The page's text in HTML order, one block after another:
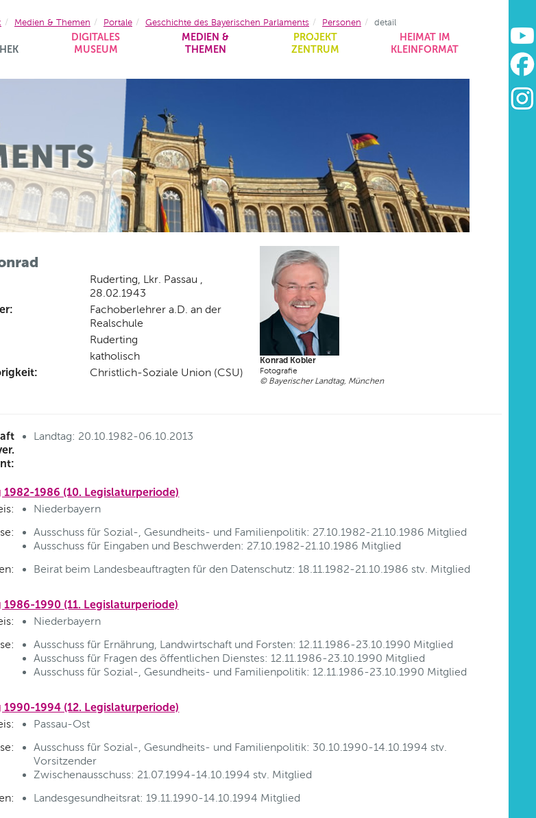
DIGITALES
MUSEUM
MEDIEN &
THEMEN
PROJEKT
ZENTRUM
HEIMAT IM
KLEINFORMAT
Medien & Themen Portale Geschichte des Bayerischen Parlaments Personen detail
Ruderting, Lkr. Passau ,
28.02.1943
Fachoberlehrer a.D. an der
Realschule
Ruderting
katholisch
Christlich-Soziale Union (CSU)
Konrad Kobler
Fotografie
© Bayerischer Landtag, München
Landtag: 20.10.1982-06.10.2013
1982-1986 (10. Legislaturperiode)
Niederbayern
Ausschuss für Sozial-, Gesundheits- und Familienpolitik: 27.10.1982-21.10.1986 Mitglied
Ausschuss für Eingaben und Beschwerden: 27.10.1982-21.10.1986 Mitglied
Beirat beim Landesbeauftragten für den Datenschutz: 18.11.1982-21.10.1986 stv. Mitglied
1986-1990 (11. Legislaturperiode)
Niederbayern
Ausschuss für Ernährung, Landwirtschaft und Forsten: 12.11.1986-23.10.1990 Mitglied
Ausschuss für Fragen des öffentlichen Dienstes: 12.11.1986-23.10.1990 Mitglied
Ausschuss für Sozial-, Gesundheits- und Familienpolitik: 12.11.1986-23.10.1990 Mitglied
1990-1994 (12. Legislaturperiode)
Passau-Ost
Ausschuss für Sozial-, Gesundheits- und Familienpolitik: 30.10.1990-14.10.1994 stv.
Vorsitzender
Zwischenausschuss: 21.07.1994-14.10.1994 stv. Mitglied
Landesgesundheitsrat: 19.11.1990-14.10.1994 Mitglied